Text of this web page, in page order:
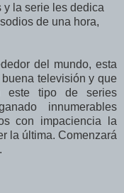
la serie les dedica
de una hora,
del mundo, esta
televisión y que
este tipo de series
innumerables
con impaciencia la
la última. Comenzará